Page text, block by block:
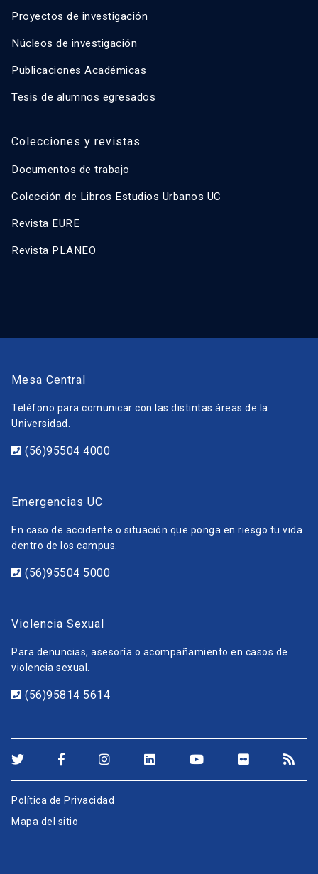
Proyectos de investigación
Núcleos de investigación
Publicaciones Académicas
Tesis de alumnos egresados
Colecciones y revistas
Documentos de trabajo
Colección de Libros Estudios Urbanos UC
Revista EURE
Revista PLANEO
Mesa Central
Teléfono para comunicar con las distintas áreas de la
Universidad.
(56)95504 4000
Emergencias UC
En caso de accidente o situación que ponga en riesgo tu vida
dentro de los campus.
(56)95504 5000
Violencia Sexual
Para denuncias, asesoría o acompañamiento en casos de
violencia sexual.
(56)95814 5614
Política de Privacidad
Mapa del sitio